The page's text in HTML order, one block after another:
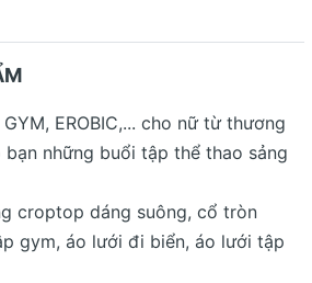
GYM, EROBIC,... cho nữ từ thương
những buổi tập thể thao sảng
croptop dáng suông, cổ tròn
gym, áo lưới đi biển, áo lưới tập